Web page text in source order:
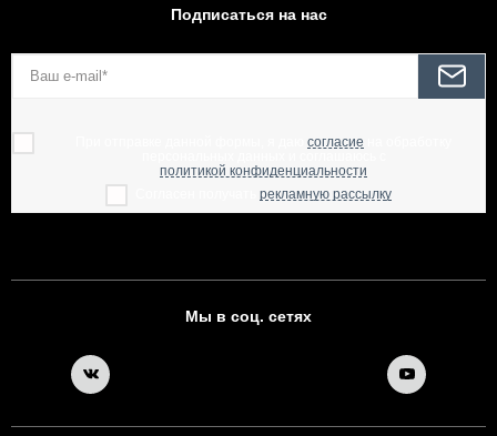
Подписаться на нас
согласие
политикой конфиденциальности
рекламную рассылку
Мы в соц. сетях